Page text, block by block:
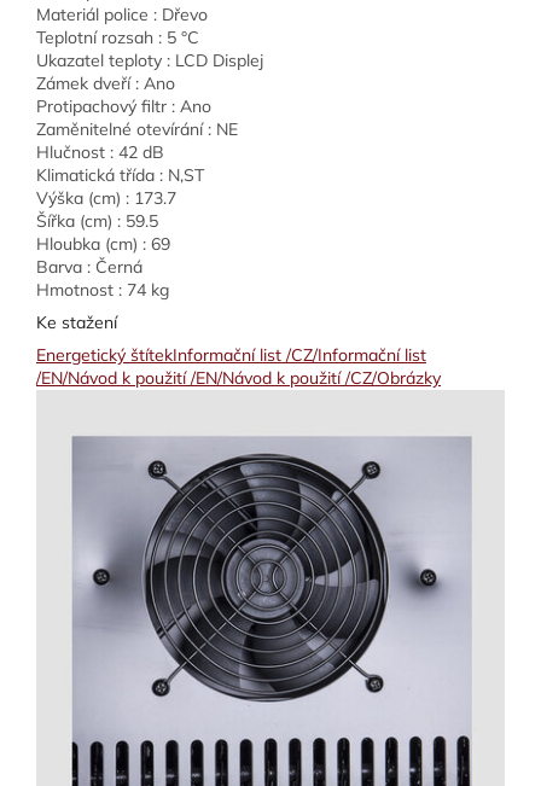
Materiál police : Dřevo
Teplotní rozsah : 5 °C
Ukazatel teploty : LCD Displej
Zámek dveří : Ano
Protipachový filtr : Ano
Zaměnitelné otevírání : NE
Hlučnost : 42 dB
Klimatická třída : N,ST
Výška (cm) : 173.7
Šířka (cm) : 59.5
Hloubka (cm) : 69
Barva : Černá
Hmotnost : 74 kg
Ke stažení
Energetický štítekInformační list /CZ/Informační list
/EN/Návod k použití /EN/Návod k použití /CZ/Obrázky